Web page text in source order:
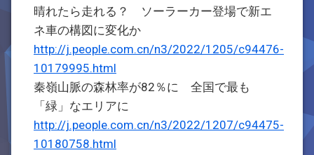
晴れたら走れる？ ソーラーカー登場で新エ
ネ車の構図に変化か
http://j.people.com.cn/n3/2022/1205/c94476-
10179995.html
秦嶺山脈の森林率が82％に 全国で最も
「緑」なエリアに
http://j.people.com.cn/n3/2022/1207/c94475-
10180758.html